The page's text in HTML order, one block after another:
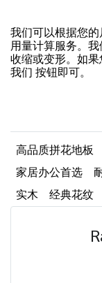
我们可以根据您
用量计算服务。
收缩或变形。如
我们 按钮即可。
高品质拼花地板
家居办公首选
实木
经典花纹